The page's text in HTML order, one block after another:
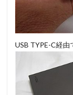
USB TYPE-C経由